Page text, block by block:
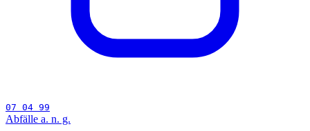
07 04 99
Abfälle a. n. g.